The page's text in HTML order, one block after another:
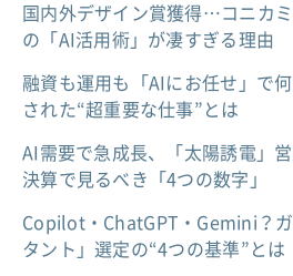
国内外デザイン賞獲得…コニカ
の「AI活用術」が凄すぎる理由
融資も運用も「AIにお任せ」で
された“超重要な仕事”とは
AI需要で急成長、「太陽誘電」
決算で見るべき「4つの数字」
Copilot・ChatGPT・Gemini？
タント」選定の“4つの基準”とは